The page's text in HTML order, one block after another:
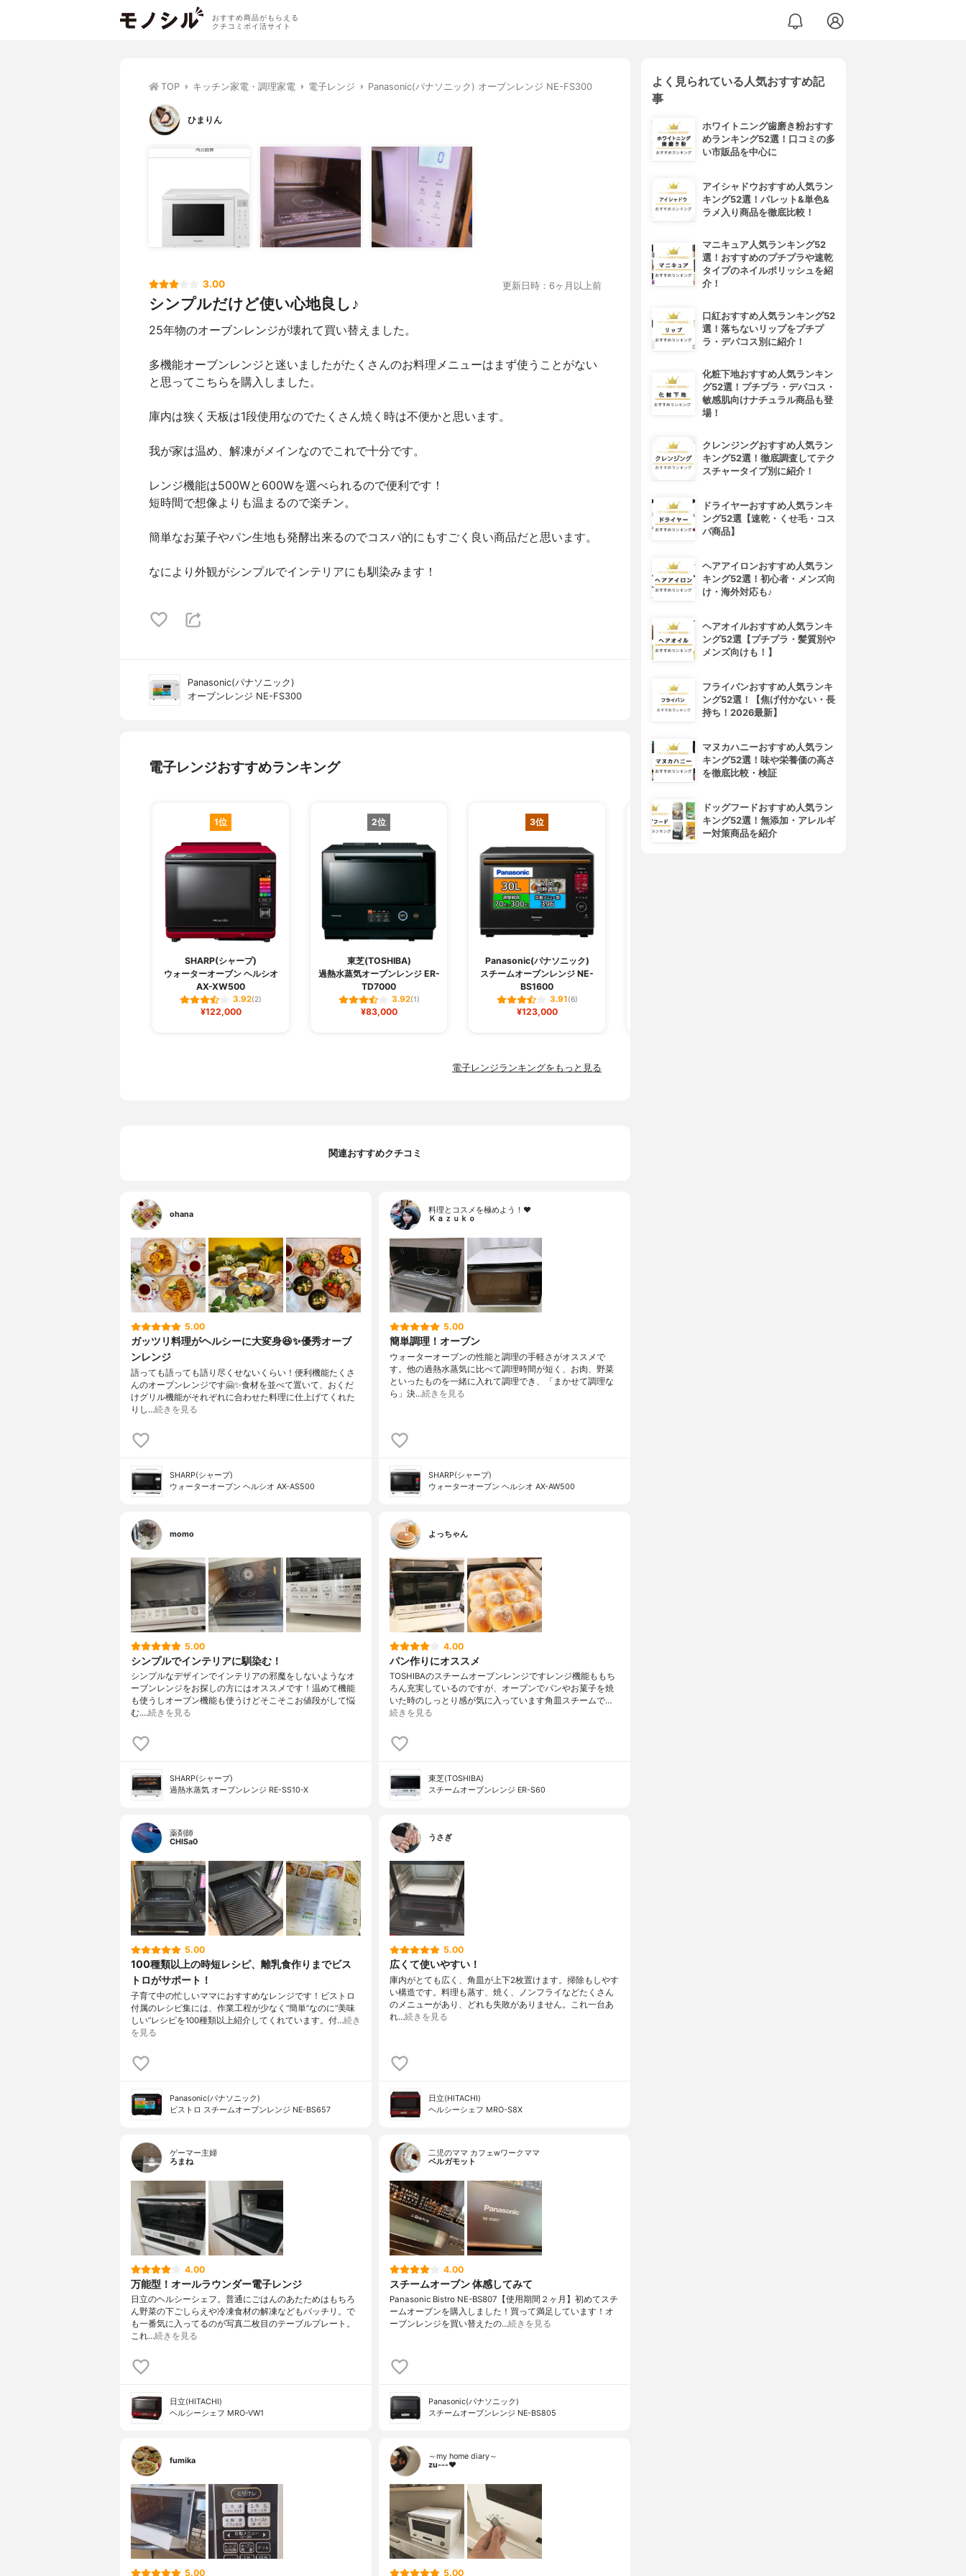
おすすめ商品がもらえる
クチコミポイ活サイト
TOP キッチン家電・調理家電 電子レンジ Panasonic(パナソニック) オーブンレンジ NE-FS300
ひまりん
3.00 更新日時：6ヶ月以上前
シンプルだけど使い心地良し♪
25年物のオーブンレンジが壊れて買い替えました。
多機能オーブンレンジと迷いましたがたくさんのお料理メニューはまず使うことがない
と思ってこちらを購入しました。
庫内は狭く天板は1段使用なのでたくさん焼く時は不便かと思います。
我が家は温め、解凍がメインなのでこれで十分です。
レンジ機能は500Wと600Wを選べられるので便利です！
短時間で想像よりも温まるので楽チン。
簡単なお菓子やパン生地も発酵出来るのでコスパ的にもすごく良い商品だと思います。
なにより外観がシンプルでインテリアにも馴染みます！
Panasonic(パナソニック)
オーブンレンジ NE-FS300
電子レンジおすすめランキング
1位
SHARP(シャープ)
ウォーターオーブン ヘルシオ
AX-XW500
3.92(2)
¥122,000
2位
東芝(TOSHIBA)
過熱水蒸気オーブンレンジ ER-
TD7000
3.92(1)
¥83,000
3位
Panasonic(パナソニック)
スチームオーブンレンジ NE-
BS1600
3.91(6)
¥123,000
4位
電子レンジランキングをもっと見る
関連おすすめクチコミ
ohana
5.00
ガッツリ料理がヘルシーに大変身😆✨優秀オーブ
ンレンジ
語っても語っても語り尽くせないくらい！便利機能たくさ
んのオーブンレンジです🤗✨食材を並べて置いて、おくだ
けグリル機能がそれぞれに合わせた料理に仕上げてくれた
りし…続きを見る
SHARP(シャープ)
ウォーターオーブン ヘルシオ AX-AS500
料理とコスメを極めよう！♥
Ｋａｚｕｋｏ
5.00
簡単調理！オーブン
ウォーターオーブンの性能と調理の手軽さがオススメで
す。他の過熱水蒸気に比べて調理時間が短く、お肉、野菜
といったものを一緒に入れて調理でき、「まかせて調理な
ら」決…続きを見る
SHARP(シャープ)
ウォーターオーブン ヘルシオ AX-AW500
momo
5.00
シンプルでインテリアに馴染む！
シンプルなデザインでインテリアの邪魔をしないようなオ
ーブンレンジをお探しの方にはオススメです！温めて機能
も使うしオーブン機能も使うけどそこそこお値段がして悩
む.…続きを見る
SHARP(シャープ)
過熱水蒸気 オーブンレンジ RE-SS10-X
よっちゃん
4.00
パン作りにオススメ
TOSHIBAのスチームオーブンレンジですレンジ機能ももち
ろん充実しているのですが、オーブンでパンやお菓子を焼
いた時のしっとり感が気に入っています角皿スチームで…
続きを見る
東芝(TOSHIBA)
スチームオーブンレンジ ER-S60
薬剤師
CHISa0
5.00
100種類以上の時短レシピ、離乳食作りまでビス
トロがサポート！
子育て中の忙しいママにおすすめなレンジです！ビストロ
付属のレシピ集には、作業工程が少なく“簡単”なのに“美味
しい”レシピを100種類以上紹介してくれています。付…続き
を見る
Panasonic(パナソニック)
ビストロ スチームオーブンレンジ NE-BS657
うさぎ
5.00
広くて使いやすい！
庫内がとても広く、角皿が上下2枚置けます。掃除もしやす
い構造です。料理も蒸す、焼く、ノンフライなどたくさん
のメニューがあり、どれも失敗がありません。これ一台あ
れ…続きを見る
日立(HITACHI)
ヘルシーシェフ MRO-S8X
ゲーマー主婦
ろまね
4.00
万能型！オールラウンダー電子レンジ
日立のヘルシーシェフ。普通にごはんのあたためはもちろ
ん野菜の下ごしらえや冷凍食材の解凍などもバッチリ。で
も一番気に入ってるのが写真二枚目のテーブルプレート。
これ…続きを見る
日立(HITACHI)
ヘルシーシェフ MRO-VW1
二児のママ カフェwワークママ
ベルガモット
4.00
スチームオーブン 体感してみて
Panasonic Bistro NE-BS807【使用期間２ヶ月】初めてスチ
ームオーブンを購入しました！買って満足しています！オ
ーブンレンジを買い替えたの…続きを見る
Panasonic(パナソニック)
スチームオーブンレンジ NE-BS805
fumika
5.00
～my home diary～
zu---❤︎
5.00
よく見られている人気おすすめ記
事
ホワイトニング歯磨き粉おすす
めランキング52選！口コミの多
い市販品を中心に
アイシャドウおすすめ人気ラン
キング52選！パレット&単色&
ラメ入り商品を徹底比較！
マニキュア人気ランキング52
選！おすすめのプチプラや速乾
タイプのネイルポリッシュを紹
介！
口紅おすすめ人気ランキング52
選！落ちないリップをプチプ
ラ・デパコス別に紹介！
化粧下地おすすめ人気ランキン
グ52選！プチプラ・デパコス・
敏感肌向けナチュラル商品も登
場！
クレンジングおすすめ人気ラン
キング52選！徹底調査してテク
スチャータイプ別に紹介！
ドライヤーおすすめ人気ランキ
ング52選【速乾・くせ毛・コス
パ商品】
ヘアアイロンおすすめ人気ラン
キング52選！初心者・メンズ向
け・海外対応も♪
ヘアオイルおすすめ人気ランキ
ング52選【プチプラ・髪質別や
メンズ向けも！】
フライパンおすすめ人気ランキ
ング52選！【焦げ付かない・長
持ち！2026最新】
マヌカハニーおすすめ人気ラン
キング52選！味や栄養価の高さ
を徹底比較・検証
ドッグフードおすすめ人気ラン
キング52選！無添加・アレルギ
ー対策商品を紹介